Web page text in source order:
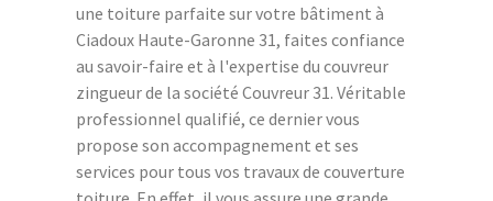
une toiture parfaite sur votre bâtiment à
Ciadoux Haute-Garonne 31, faites confiance
au savoir-faire et à l'expertise du couvreur
zingueur de la société Couvreur 31. Véritable
professionnel qualifié, ce dernier vous
propose son accompagnement et ses
services pour tous vos travaux de couverture